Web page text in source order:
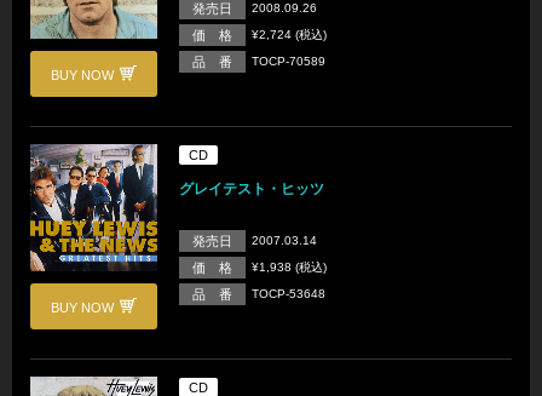
BUY NOW
発売日 2008.09.26
価 格 ¥2,724 (税込)
品 番 TOCP-70589
BUY NOW
CD
グレイテスト・ヒッツ
発売日 2007.03.14
価 格 ¥1,938 (税込)
品 番 TOCP-53648
CD